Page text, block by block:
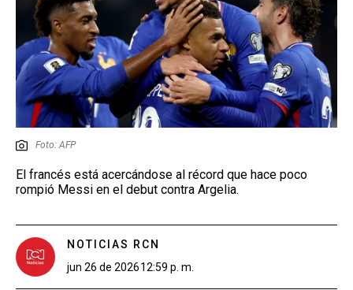
Foto: AFP
El francés está acercándose al récord que hace poco
rompió Messi en el debut contra Argelia.
NOTICIAS RCN
jun 26 de 202612:59 p. m.